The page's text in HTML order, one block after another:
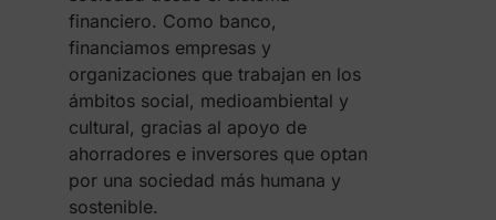
financiero. Como banco,
financiamos empresas y
organizaciones que trabajan en los
ámbitos social, medioambiental y
cultural, gracias al apoyo de
ahorradores e inversores que optan
por una sociedad más humana y
sostenible.